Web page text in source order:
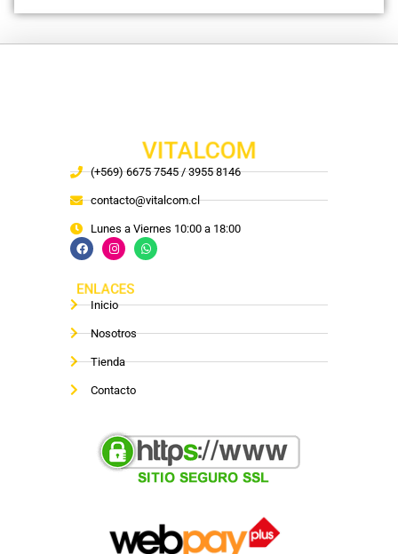
VITALCOM
(+569) 6675 7545 / 3955 8146
contacto@vitalcom.cl
Lunes a Viernes 10:00 a 18:00
ENLACES
Inicio
Nosotros
Tienda
Contacto